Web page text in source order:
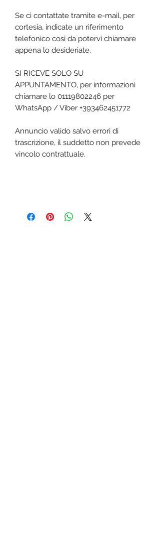
Se ci contattate tramite e-mail, per
cortesia, indicate un riferimento
telefonico così da potervi chiamare
appena lo desideriate.
SI RICEVE SOLO SU
APPUNTAMENTO, per informazioni
chiamare lo 01119802246 per
WhatsApp / Viber +393462451772
Annuncio valido salvo errori di
trascrizione, il suddetto non prevede
vincolo contrattuale.